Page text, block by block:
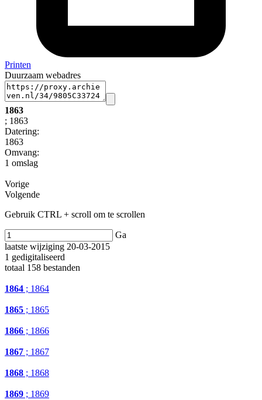
Printen
Duurzaam webadres
1863
; 1863
Datering:
1863
Omvang:
1 omslag
Vorige
Volgende
Gebruik CTRL + scroll om te scrollen
Ga
laatste wijziging 20-03-2015
1 gedigitaliseerd
totaal 158 bestanden
1864 ; 1864
1865 ; 1865
1866 ; 1866
1867 ; 1867
1868 ; 1868
1869 ; 1869